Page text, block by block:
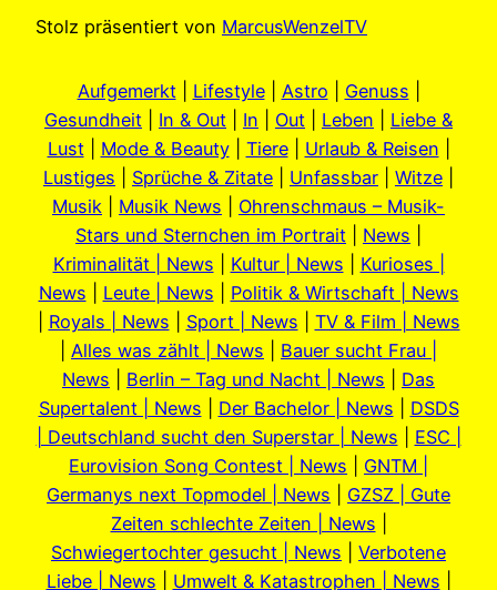
Stolz präsentiert von MarcusWenzelTV
Aufgemerkt| Lifestyle| Astro Genuss
Gesundheit
In & Out In Out Leben
Liebe &
Lust| Mode & Beauty| Tiere| Urlaub & Reisen
Lustiges
Sprüche & Zitate Unfassbar Witze
Musik
Musik News
Ohrenschmaus – Musik-
Stars und Sternchen im Portrait
News
Kriminalität | News
Kultur | News
Kurioses |
News
Leute | News
Politik & Wirtschaft | News
Royals | News Sport | News
TV & Film | News
Alles was zählt | News
Bauer sucht Frau |
News
Berlin – Tag und Nacht | News
Das
Supertalent | News
Der Bachelor | News
DSDS
| Deutschland sucht den Superstar | News
ESC |
Eurovision Song Contest | News
GNTM |
Germanys next Topmodel | News
GZSZ | Gute
Zeiten schlechte Zeiten | News
Schwiegertochter gesucht | News
Verbotene
Liebe | News
Umwelt & Katastrophen | News